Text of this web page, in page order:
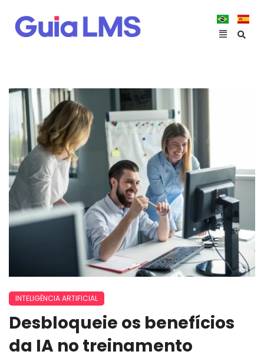
INTELIGÊNCIA ARTIFICIAL
Desbloqueie os benefícios
da IA no treinamento